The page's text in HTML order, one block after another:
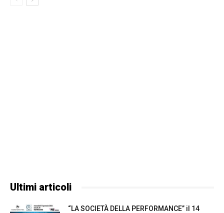
Ultimi articoli
“LA SOCIETÀ DELLA PERFORMANCE” il 14